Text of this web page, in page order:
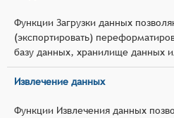
Функции Загрузки данных
(экспортировать)
базу данных, хранилище данных
Извлечение данных
Функции Извлечения данных